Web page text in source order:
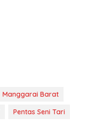
Manggarai Barat
Pentas Seni Tari